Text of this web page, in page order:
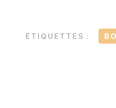
ÉTIQUETTES :